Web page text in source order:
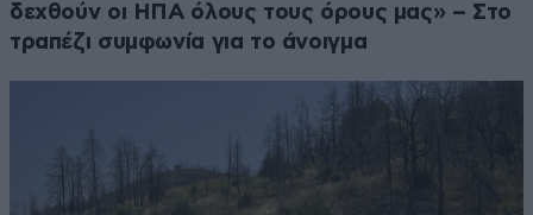
δεχθούν οι ΗΠΑ όλους τους όρους μας» – Στο
τραπέζι συμφωνία για το άνοιγμα